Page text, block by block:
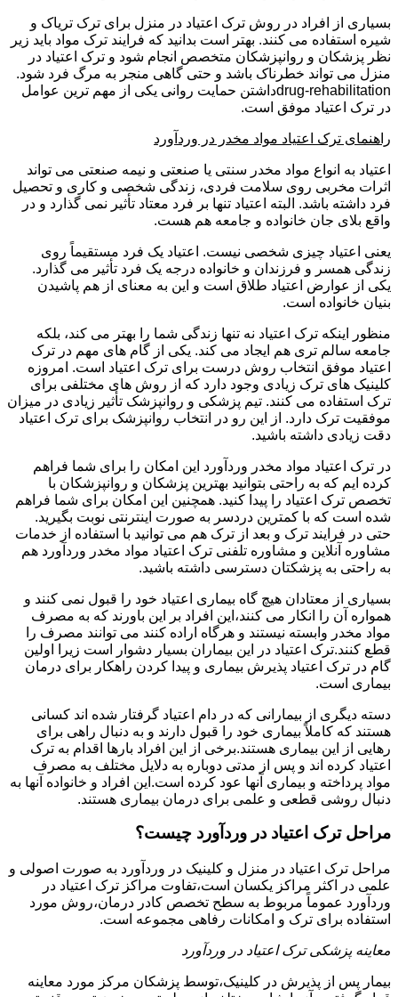
بسیاری از افراد در روش ترک اعتیاد در منزل برای ترک تریاک و
شیره استفاده می کنند. بهتر است بدانید که فرایند ترک مواد باید زیر
نظر پزشکان و روانپزشکان متخصص انجام شود و ترک اعتیاد در
منزل می تواند خطرناک باشد و حتی گاهی منجر به مرگ فرد شود.
drug-rehabilitationداشتن حمایت روانی یکی از مهم ترین عوامل
در ترک اعتیاد موفق است.
راهنمای ترک اعتیاد مواد مخدر در وردآورد
اعتیاد به انواع مواد مخدر سنتی یا صنعتی و نیمه صنعتی می تواند
اثرات مخربی روی سلامت فردی، زندگی شخصی و کاری و تحصیل
فرد داشته باشد. البته اعتیاد تنها بر فرد معتاد تأثیر نمی گذارد و در
واقع بلای جان خانواده و جامعه هم هست.
یعنی اعتیاد چیزی شخصی نیست. اعتیاد یک فرد مستقیماً روی
زندگی همسر و فرزندان و خانواده درجه یک فرد تأثیر می گذارد.
یکی از عوارض اعتیاد طلاق است و این به معنای از هم پاشیدن
بنیان خانواده است.
منظور اینکه ترک اعتیاد نه تنها زندگی شما را بهتر می کند، بلکه
جامعه سالم تری هم ایجاد می کند. یکی از گام های مهم در ترک
اعتیاد موفق انتخاب روش درست برای ترک اعتیاد است. امروزه
کلینیک های ترک زیادی وجود دارد که از روش های مختلفی برای
ترک استفاده می کنند. تیم پزشکی و روانپزشک تأثیر زیادی در میزان
موفقیت ترک دارد. از این رو در انتخاب روانپزشک برای ترک اعتیاد
دقت زیادی داشته باشید.
در ترک اعتیاد مواد مخدر وردآورد این امکان را برای شما فراهم
کرده ایم که به راحتی بتوانید بهترین پزشکان و روانپزشکان با
تخصص ترک اعتیاد را پیدا کنید. همچنین این امکان برای شما فراهم
شده است که با کمترین دردسر به صورت اینترنتی نوبت بگیرید.
حتی در فرایند ترک و بعد از ترک هم می توانید با استفاده از خدمات
مشاوره آنلاین و مشاوره تلفنی ترک اعتیاد مواد مخدر وردآورد هم
به راحتی به پزشکتان دسترسی داشته باشید.
بسیاری از معتادان هیچ گاه بیماری اعتیاد خود را قبول نمی کنند و
همواره آن را انکار می کنند،این افراد بر این باورند که به مصرف
مواد مخدر وابسته نیستند و هرگاه اراده کنند می توانند مصرف را
قطع کنند.ترک اعتیاد در این بیماران بسیار دشوار است زیرا اولین
گام در ترک اعتیاد پذیرش بیماری و پیدا کردن راهکار برای درمان
بیماری است.
دسته دیگری از بیمارانی که در دام اعتیاد گرفتار شده اند کسانی
هستند که کاملاً بیماری خود را قبول دارند و به دنبال راهی برای
رهایی از این بیماری هستند.برخی از این افراد بارها اقدام به ترک
اعتیاد کرده اند و پس از مدتی دوباره به دلایل مختلف به مصرف
مواد پرداخته و بیماری آنها عود کرده است.این افراد و خانواده آنها به
دنبال روشی قطعی و علمی برای درمان بیماری هستند.
مراحل ترک اعتیاد در وردآورد چیست؟
مراحل ترک اعتیاد در منزل و کلینیک در وردآورد به صورت اصولی و
علمی در اکثر مراکز یکسان است،تفاوت مراکز ترک اعتیاد در
وردآورد عموماً مربوط به سطح تخصص کادر درمان،روش مورد
استفاده برای ترک و امکانات رفاهی مجموعه است.
معاینه پزشکی ترک اعتیاد در وردآورد
بیمار پس از پذیرش در کلینیک،توسط پزشکان مرکز مورد معاینه